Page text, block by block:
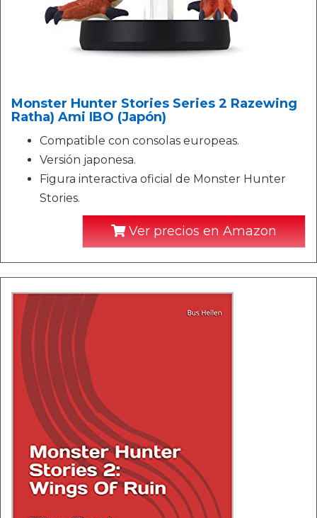
Monster Hunter Stories Series 2 Razewing
Ratha) Ami IBO (Japón)
Compatible con consolas europeas.
Versión japonesa.
Figura interactiva oficial de Monster Hunter
Stories.
Ver precios en Amazon